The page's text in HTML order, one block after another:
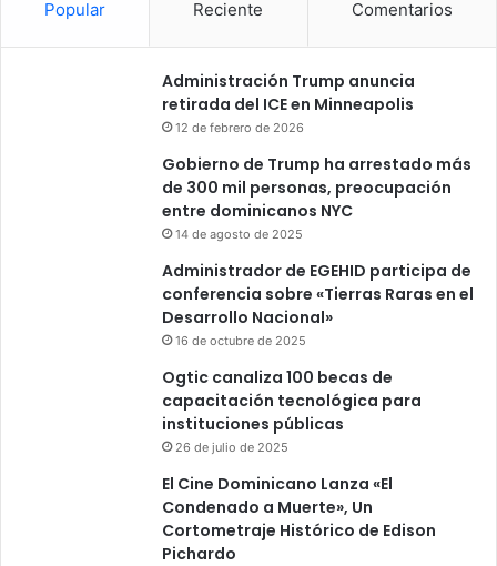
Popular Reciente Comentarios
Administración Trump anuncia
retirada del ICE en Minneapolis
12 de febrero de 2026
Gobierno de Trump ha arrestado más
de 300 mil personas, preocupación
entre dominicanos NYC
14 de agosto de 2025
Administrador de EGEHID participa de
conferencia sobre «Tierras Raras en el
Desarrollo Nacional»
16 de octubre de 2025
Ogtic canaliza 100 becas de
capacitación tecnológica para
instituciones públicas
26 de julio de 2025
El Cine Dominicano Lanza «El
Condenado a Muerte», Un
Cortometraje Histórico de Edison
Pichardo